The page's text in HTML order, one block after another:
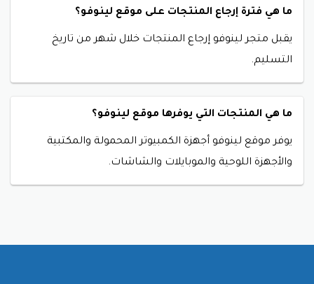
ما هي فترة إرجاع المنتجات على موقع لينوفو؟
يقبل متجر لينوفو إرجاع المنتجات خلال شهر من تاريخ
التسليم.
ما هي المنتجات التي يوفرها موقع لينوفو؟
يوفر موقع لينوفو أجهزة الكمبيوتر المحمولة والمكتبية
والأجهزة اللوحية والموبايلات والشاشات.